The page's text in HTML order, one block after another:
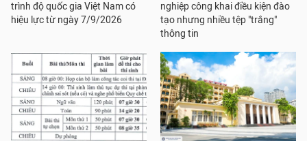
trình độ quốc gia Việt Nam có
hiệu lực từ ngày 7/9/2026
nghiệp công khai điều kiện đào
tạo nhưng nhiều tệp "trắng"
thông tin